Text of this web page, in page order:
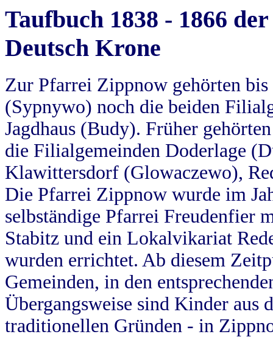
Taufbuch 1838 - 1866
Deutsch Krone
Zur Pfarrei Zippnow gehörten
(Sypnywo) noch die beiden
Jagdhaus (Budy). Früher
die Filialgemeinden Doderlage
Klawittersdorf (Glowaczewo),
Die Pfarrei Zippnow wurde im
selbständige Pfarrei Freudenfier
Stabitz und ein Lokalvikariat
wurden errichtet. Ab diesem
Gemeinden, in den
Übergangsweise sind Kinder aus
traditionellen Gründen - in